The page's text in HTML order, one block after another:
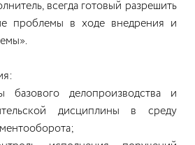
всегда готовый разрешить
проблемы в ходе внедрения и
базового делопроизводства и
дисциплины в среду